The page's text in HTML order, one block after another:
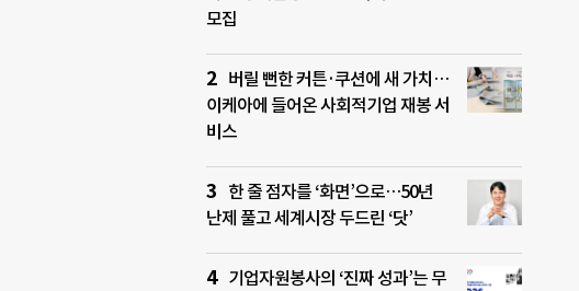
모집
버릴 뻔한 커튼·쿠션에 새 가치…
이케아에 들어온 사회적기업 재봉 서
비스
한 줄 점자를 ‘화면’으로…50년
난제 풀고 세계시장 두드린 ‘닷’
기업자원봉사의 ‘진짜 성과’는 무